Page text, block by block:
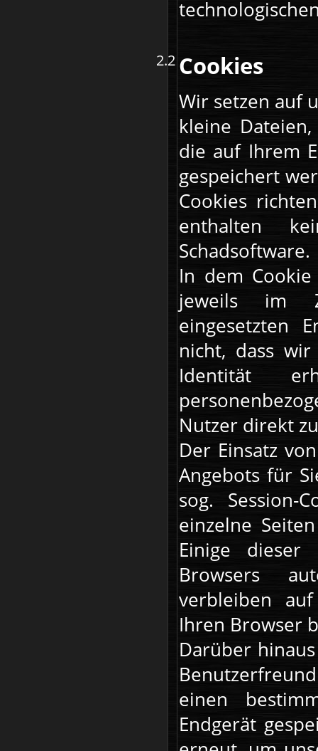
Cookies
Wir setzen auf
kleine
die auf Ihrem
gespeichert
Cookies
enthalten
Schadsoftware.
In dem
jeweils im
eingesetzten
nicht, dass
Identität
Nutzer direkt
Der Einsatz
Angebots für
sog.
einzelne
Einige dieser
Browsers
verbleiben
Ihren Browser
Darüber
einen
Endgerät